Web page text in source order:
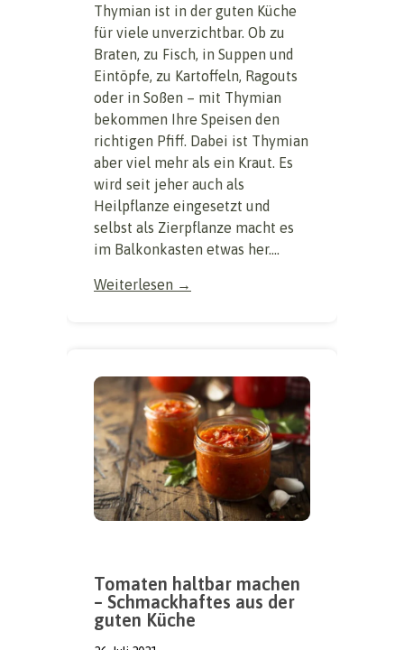
Thymian ist in der guten Küche
für viele unverzichtbar. Ob zu
Braten, zu Fisch, in Suppen und
Eintöpfe, zu Kartoffeln, Ragouts
oder in Soßen – mit Thymian
bekommen Ihre Speisen den
richtigen Pfiff. Dabei ist Thymian
aber viel mehr als ein Kraut. Es
wird seit jeher auch als
Heilpflanze eingesetzt und
selbst als Zierpflanze macht es
im Balkonkasten etwas her....
Weiterlesen →
Tomaten haltbar machen
– Schmackhaftes aus der
guten Küche